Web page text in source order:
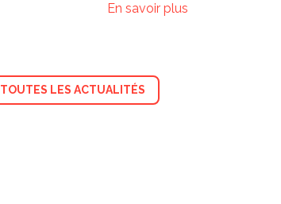
En savoir plus
TOUTES LES ACTUALITÉS